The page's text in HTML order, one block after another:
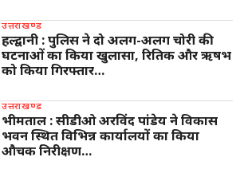
उत्तराखण्ड
हल्द्वानी : पुलिस ने दो अलग-अलग चोरी की
घटनाओं का किया खुलासा, रितिक और ऋषभ
को किया गिरफ्तार…
उत्तराखण्ड
भीमताल : सीडीओ अरविंद पांडेय ने विकास
भवन स्थित विभिन्न कार्यालयों का किया
औचक निरीक्षण…